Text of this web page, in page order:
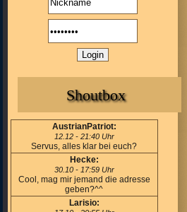
Shoutbox
AustrianPatriot:
12.12 - 21:40 Uhr
Servus, alles klar bei euch?
Hecke:
30.10 - 17:59 Uhr
Cool, mag mir jemand die adresse
geben?^^
Larisio: